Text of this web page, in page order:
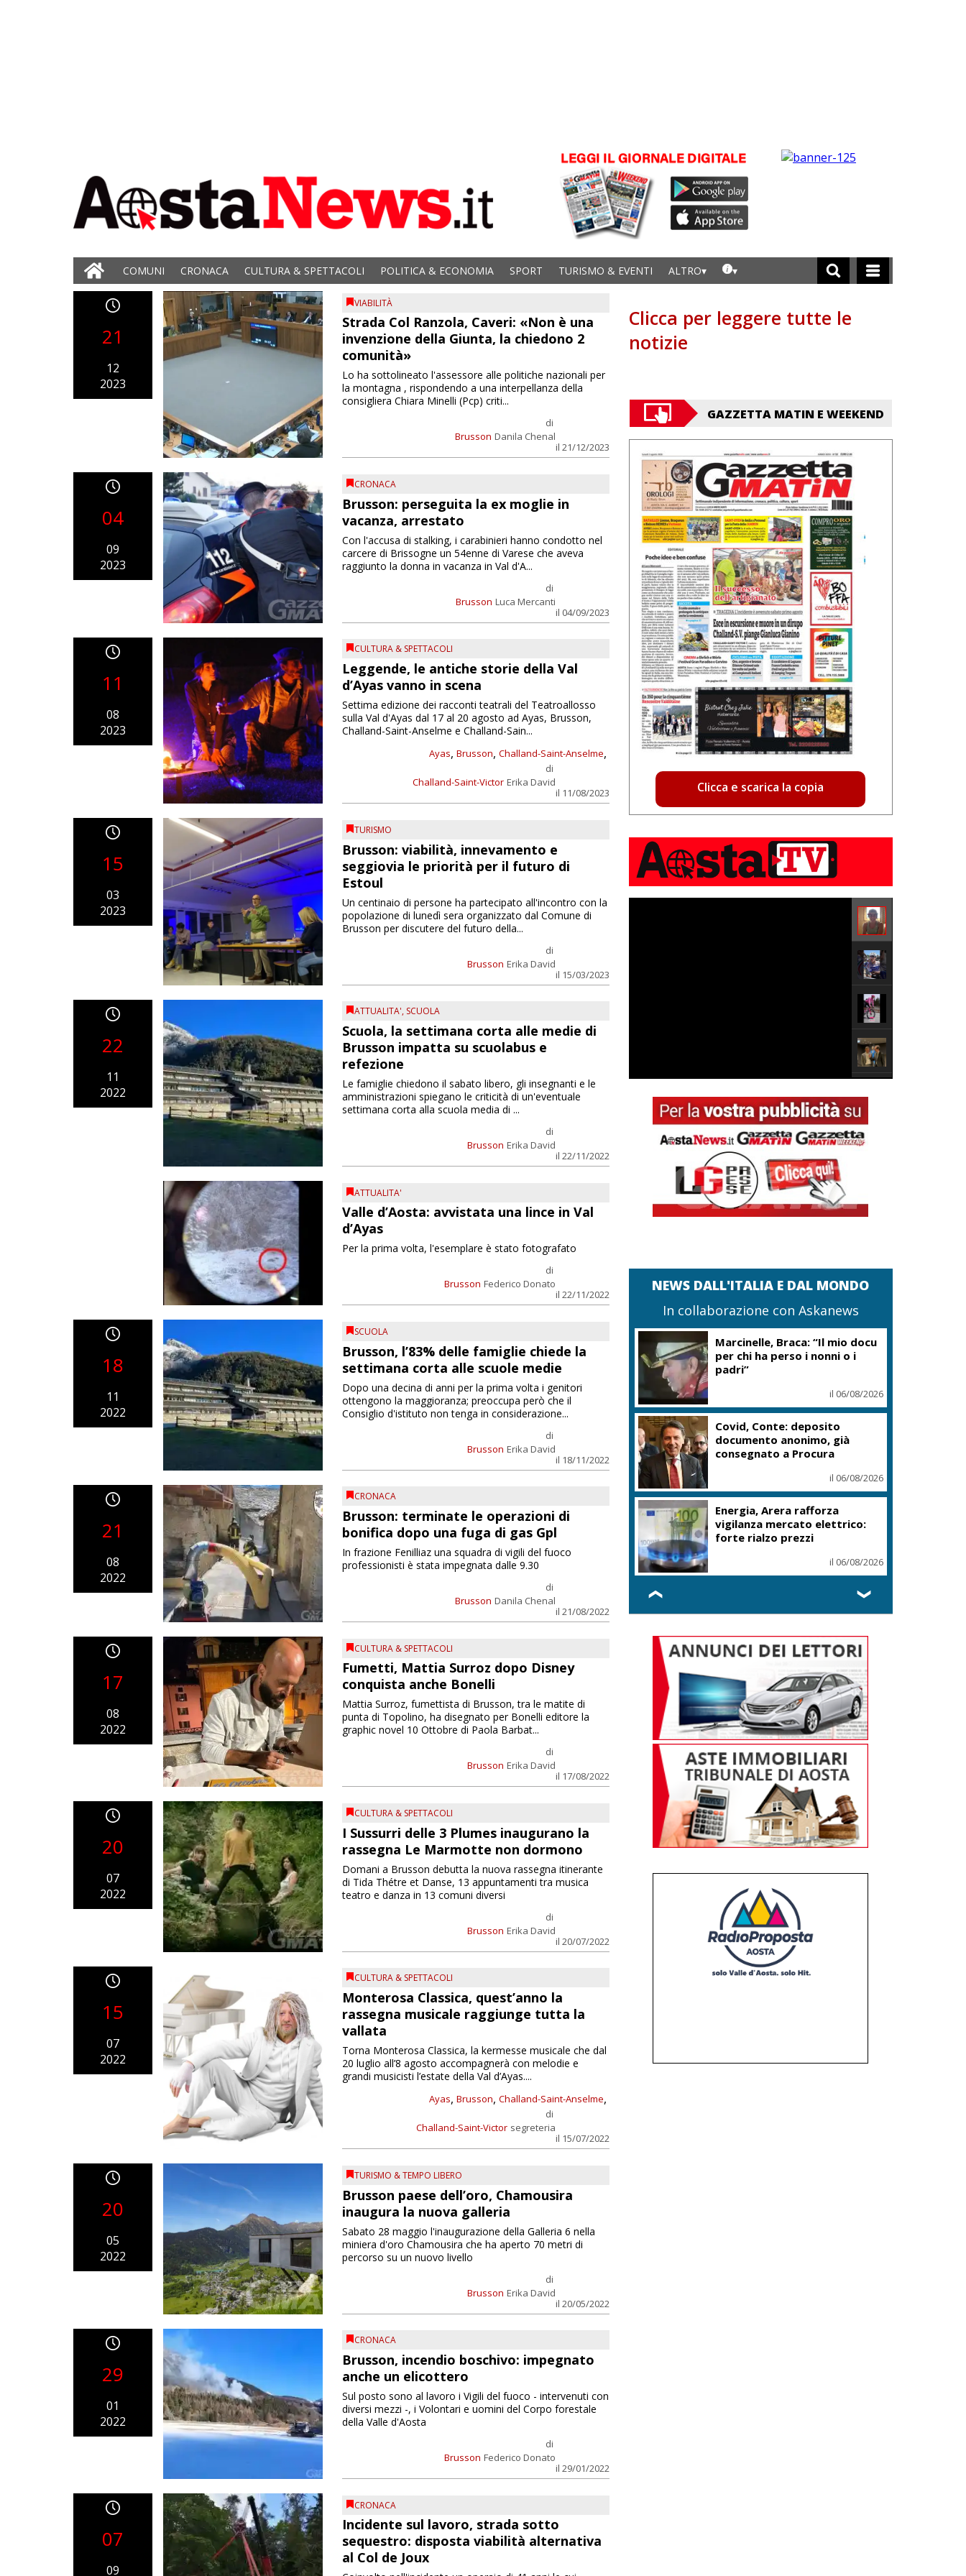
COMUNI CRONACA CULTURA & SPETTACOLI POLITICA & ECONOMIA SPORT TURISMO & EVENTI ALTRO
21
12
2023
VIABILITÀ
Strada Col Ranzola, Caveri: «Non è una
invenzione della Giunta, la chiedono 2
comunità»
Brusson
di
Danila Chenal
il 21/12/2023
Lo ha sottolineato l'assessore alle politiche nazionali per
la montagna , rispondendo a una interpellanza della
consigliera Chiara Minelli (Pcp) criti...
04
09
2023
CRONACA
Brusson: perseguita la ex moglie in
vacanza, arrestato
Brusson
di
Luca Mercanti
il 04/09/2023
Con l'accusa di stalking, i carabinieri hanno condotto nel
carcere di Brissogne un 54enne di Varese che aveva
raggiunto la donna in vacanza in Val d'A...
11
08
2023
CULTURA & SPETTACOLI
Leggende, le antiche storie della Val
d’Ayas vanno in scena
Ayas, Brusson, Challand-Saint-Anselme,
Challand-Saint-Victor
di
Erika David
il 11/08/2023
Settima edizione dei racconti teatrali del Teatroallosso
sulla Val d'Ayas dal 17 al 20 agosto ad Ayas, Brusson,
Challand-Saint-Anselme e Challand-Sain...
15
03
2023
TURISMO
Brusson: viabilità, innevamento e
seggiovia le priorità per il futuro di
Estoul
Brusson
di
Erika David
il 15/03/2023
Un centinaio di persone ha partecipato all'incontro con la
popolazione di lunedì sera organizzato dal Comune di
Brusson per discutere del futuro della...
22
11
2022
ATTUALITA', SCUOLA
Scuola, la settimana corta alle medie di
Brusson impatta su scuolabus e
refezione
Brusson
di
Erika David
il 22/11/2022
Le famiglie chiedono il sabato libero, gli insegnanti e le
amministrazioni spiegano le criticità di un'eventuale
settimana corta alla scuola media di ...
ATTUALITA'
Valle d’Aosta: avvistata una lince in Val
d’Ayas
Brusson
di
Federico Donato
il 22/11/2022
Per la prima volta, l'esemplare è stato fotografato
18
11
2022
SCUOLA
Brusson, l’83% delle famiglie chiede la
settimana corta alle scuole medie
Brusson
di
Erika David
il 18/11/2022
Dopo una decina di anni per la prima volta i genitori
ottengono la maggioranza; preoccupa però che il
Consiglio d'istituto non tenga in considerazione...
21
08
2022
CRONACA
Brusson: terminate le operazioni di
bonifica dopo una fuga di gas Gpl
Brusson
di
Danila Chenal
il 21/08/2022
In frazione Fenilliaz una squadra di vigili del fuoco
professionisti è stata impegnata dalle 9.30
17
08
2022
CULTURA & SPETTACOLI
Fumetti, Mattia Surroz dopo Disney
conquista anche Bonelli
Brusson
di
Erika David
il 17/08/2022
Mattia Surroz, fumettista di Brusson, tra le matite di
punta di Topolino, ha disegnato per Bonelli editore la
graphic novel 10 Ottobre di Paola Barbat...
20
07
2022
CULTURA & SPETTACOLI
I Sussurri delle 3 Plumes inaugurano la
rassegna Le Marmotte non dormono
Brusson
di
Erika David
il 20/07/2022
Domani a Brusson debutta la nuova rassegna itinerante
di Tida Thétre et Danse, 13 appuntamenti tra musica
teatro e danza in 13 comuni diversi
15
07
2022
CULTURA & SPETTACOLI
Monterosa Classica, quest’anno la
rassegna musicale raggiunge tutta la
vallata
Ayas, Brusson, Challand-Saint-Anselme,
Challand-Saint-Victor
di
segreteria
il 15/07/2022
Torna Monterosa Classica, la kermesse musicale che dal
20 luglio all’8 agosto accompagnerà con melodie e
grandi musicisti l’estate della Val d’Ayas....
20
05
2022
TURISMO & TEMPO LIBERO
Brusson paese dell’oro, Chamousira
inaugura la nuova galleria
Brusson
di
Erika David
il 20/05/2022
Sabato 28 maggio l'inaugurazione della Galleria 6 nella
miniera d'oro Chamousira che ha aperto 70 metri di
percorso su un nuovo livello
29
01
2022
CRONACA
Brusson, incendio boschivo: impegnato
anche un elicottero
Brusson
di
Federico Donato
il 29/01/2022
Sul posto sono al lavoro i Vigili del fuoco - intervenuti con
diversi mezzi -, i Volontari e uomini del Corpo forestale
della Valle d'Aosta
07
09
CRONACA
Incidente sul lavoro, strada sotto
sequestro: disposta viabilità alternativa
al Col de Joux
Clicca per leggere tutte le
notizie
GAZZETTA MATIN E WEEKEND
Clicca e scarica la copia
NEWS DALL'ITALIA E DAL MONDO
In collaborazione con Askanews
Marcinelle, Braca: “Il mio docu
per chi ha perso i nonni o i
padri”
il 06/08/2026
Covid, Conte: deposito
documento anonimo, già
consegnato a Procura
il 06/08/2026
Energia, Arera rafforza
vigilanza mercato elettrico:
forte rialzo prezzi
il 06/08/2026
❮ ❯